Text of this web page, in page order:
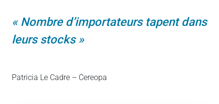
Nombre d’importateurs tapent dans
leurs stocks
Patricia Le Cadre – Cereopa